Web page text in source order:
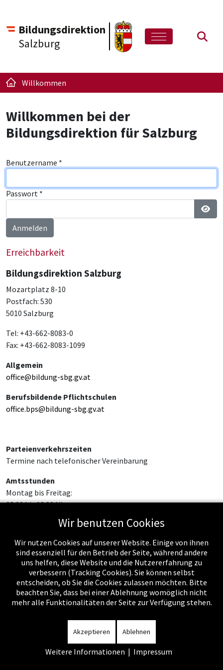
Bildungsdirektion
Salzburg
Willkommen
Willkommen bei der
Bildungsdirektion für Salzburg
Benutzername *
Passwort *
Anmelden
Erreichbarkeit
Bildungsdirektion Salzburg
Mozartplatz 8-10
Postfach: 530
5010 Salzburg
Tel: +43-662-8083-0
Fax: +43-662-8083-1099
Allgemein
office@bildung-sbg.gv.at
Berufsbildende Pflichtschulen
office.bps@bildung-sbg.gv.at
Parteienverkehrszeiten
Termine nach telefonischer Vereinbarung
Amtsstunden
Montag bis Freitag:
08:00 bis 12:00 Uhr
Wir benutzen Cookies
Wir nutzen Cookies auf unserer Website. Einige von ihnen
sind essenziell für den Betrieb der Seite, während andere
uns helfen, diese Website und die Nutzererfahrung zu
verbessern (Tracking Cookies). Sie können selbst
entscheiden, ob Sie die Cookies zulassen möchten. Bitte
beachten Sie, dass bei einer Ablehnung womöglich nicht
mehr alle Funktionalitäten der Seite zur Verfügung stehen.
Akzeptieren Ablehnen
Weitere Informationen | Impressum